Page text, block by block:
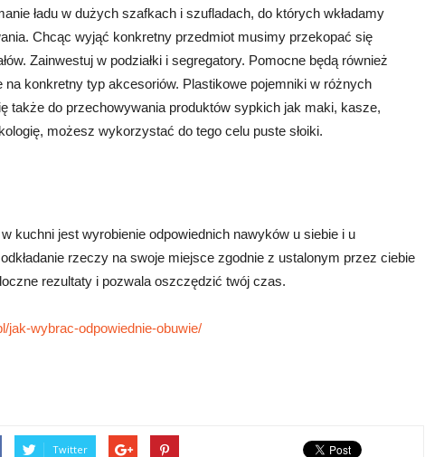
ładu w dużych szafkach i szufladach, do których wkładamy
Chcąc wyjąć konkretny przedmiot musimy przekopać się
Zainwestuj w podziałki i segregatory. Pomocne będą również
na konkretny typ akcesoriów. Plastikowe pojemniki w różnych
także do przechowywania produktów sypkich jak maki, kasze,
możesz wykorzystać do tego celu puste słoiki.
kuchni jest wyrobienie odpowiednich nawyków u siebie i u
rzeczy na swoje miejsce zgodnie z ustalonym przez ciebie
rezultaty i pozwala oszczędzić twój czas.
jak-wybrac-odpowiednie-obuwie/
Twitter